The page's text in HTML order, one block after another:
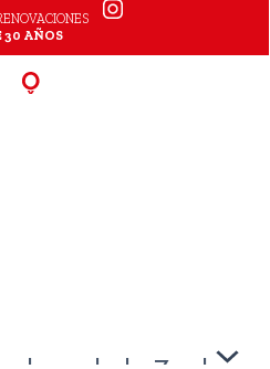
30 AÑOS